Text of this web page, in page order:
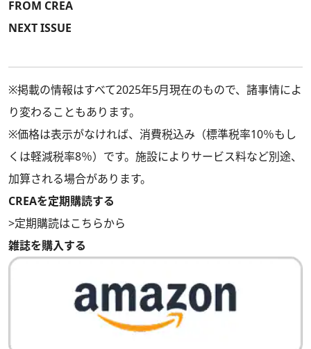
FROM CREA
NEXT ISSUE
※掲載の情報はすべて2025年5月現在のもので、諸事情によ
り変わることもあります。
※価格は表示がなければ、消費税込み（標準税率10％もし
くは軽減税率8％）です。施設によりサービス料など別途、
加算される場合があります。
CREAを定期購読する
>定期購読はこちらから
雑誌を購入する